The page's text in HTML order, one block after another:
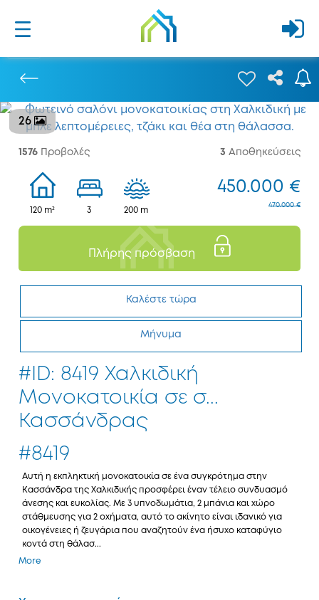
26
1576 Προβολές 3 Αποθηκεύσεις
120 m² 3 200 m
450.000 €
470.000 €
Πλήρης πρόσβαση
Καλέστε τώρα
Μήνυμα
#ID: 8419 Χαλκιδική
Μονοκατοικία σε σ...
Κασσάνδρας
#8419
Αυτή η εκπληκτική μονοκατοικία σε ένα συγκρότημα στην
Κασσάνδρα της Χαλκιδικής προσφέρει έναν τέλειο συνδυασμό
άνεσης και ευκολίας. Με 3 υπνοδωμάτια, 2 μπάνια και χώρο
στάθμευσης για 2 οχήματα, αυτό το ακίνητο είναι ιδανικό για
οικογένειες ή ζευγάρια που αναζητούν ένα ήσυχο καταφύγιο
κοντά στη θάλασ...
More